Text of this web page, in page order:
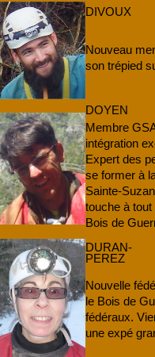
DIVOUX
Nouveau
son trépied
DOYEN
Membre
intégration
Expert des
se former à
Sainte-
touche à
Bois de
DURAN-
PEREZ
Nouvelle
le Bois de
fédéraux.
une expé